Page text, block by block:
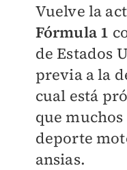
Vuelve la
Fórmula 1
de Estados
previa a la
cual está
que
deporte
ansias.